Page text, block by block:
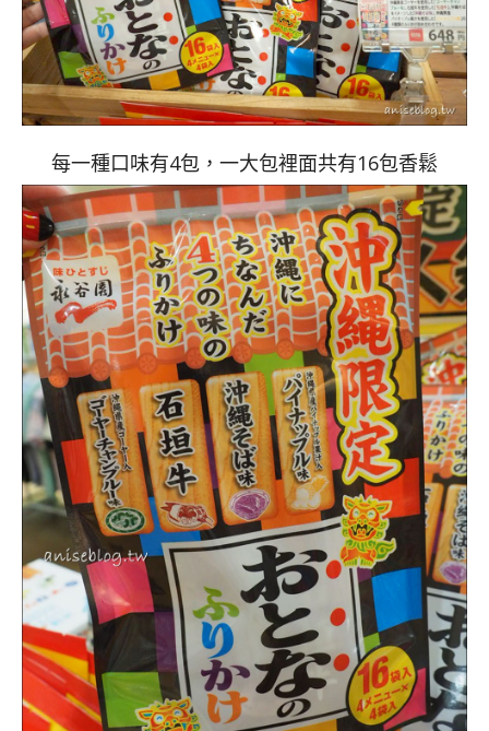
每一種口味有4包，一大包裡面共有16包香鬆